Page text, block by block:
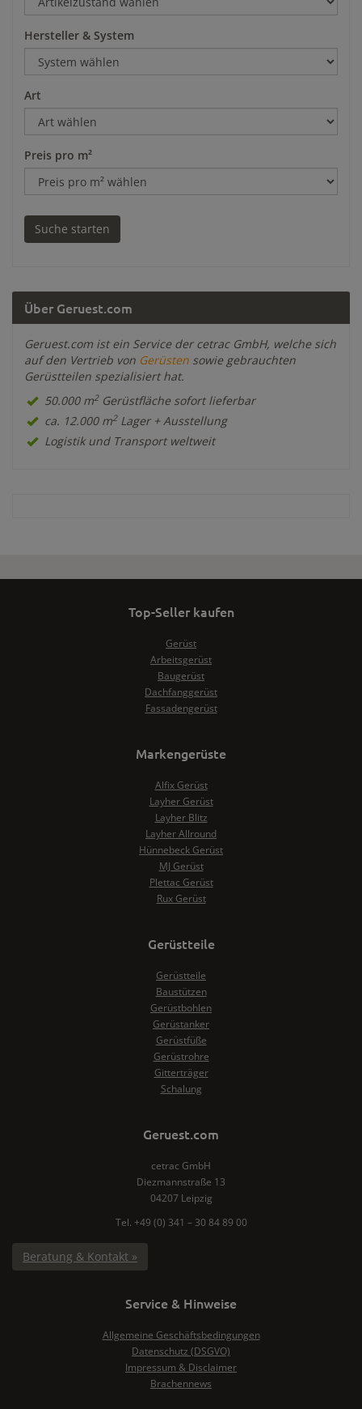
Hersteller & System
Art
Preis pro m²
Über Geruest.com
Geruest.com ist ein Service der cetrac GmbH, welche sich
auf den Vertrieb von Gerüsten sowie gebrauchten
Gerüstteilen spezialisiert hat.
50.000 m2Gerüstfläche sofort lieferbar
ca. 12.000 m2Lager + Ausstellung
Logistik und Transport weltweit
Top-Seller kaufen
Gerüst
Arbeitsgerüst
Baugerüst
Dachfanggerüst
Fassadengerüst
Markengerüste
Alfix Gerüst
Layher Gerüst
Layher Blitz
Layher Allround
Hünnebeck Gerüst
MJ Gerüst
Plettac Gerüst
Rux Gerüst
Gerüstteile
Gerüstteile
Baustützen
Gerüstbohlen
Gerüstanker
Gerüstfüße
Gerüstrohre
Gitterträger
Schalung
Geruest.com
cetrac GmbH
Diezmannstraße 13
04207 Leipzig
Tel. +49 (0) 341 – 30 84 89 00
Beratung & Kontakt »
Service & Hinweise
Allgemeine Geschäftsbedingungen
Datenschutz (DSGVO)
Impressum & Disclaimer
Brachennews